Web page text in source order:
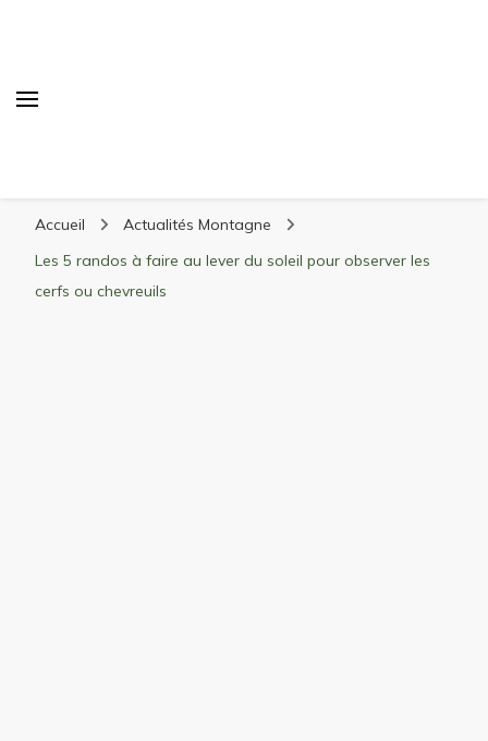
matériel, stations de ski
Accueil
Actualités Montagne
Les 5 randos à faire au lever du soleil pour observer les
cerfs ou chevreuils